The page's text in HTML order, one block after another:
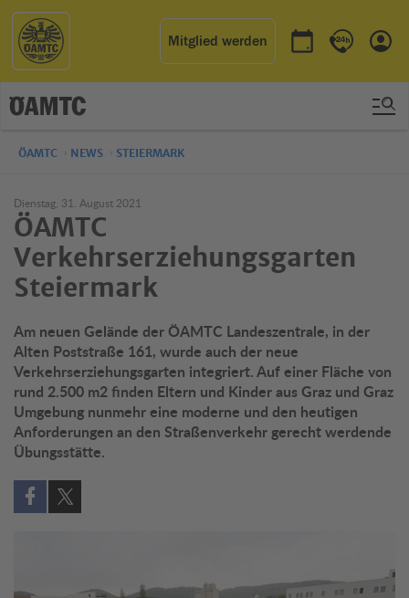
Mitglied werden
Termin buchen
Kontakt &
ÖAMTC NEWS STEIERMARK
Dienstag, 31. August 2021
ÖAMTC
Verkehrserziehungsgarten
Steiermark
Am neuen Gelände der ÖAMTC Landeszentrale, in der
Alten Poststraße 161, wurde auch der neue
Verkehrserziehungsgarten integriert. Auf einer Fläche von
rund 2.500 m2 finden Eltern und Kinder aus Graz und Graz
Umgebung nunmehr eine moderne und den heutigen
Anforderungen an den Straßenverkehr gerecht werdende
Übungsstätte.
Auf Facebook teilen (öffnet in neuem Fenster)
Auf X teilen (öffnet in neuem Fenster)